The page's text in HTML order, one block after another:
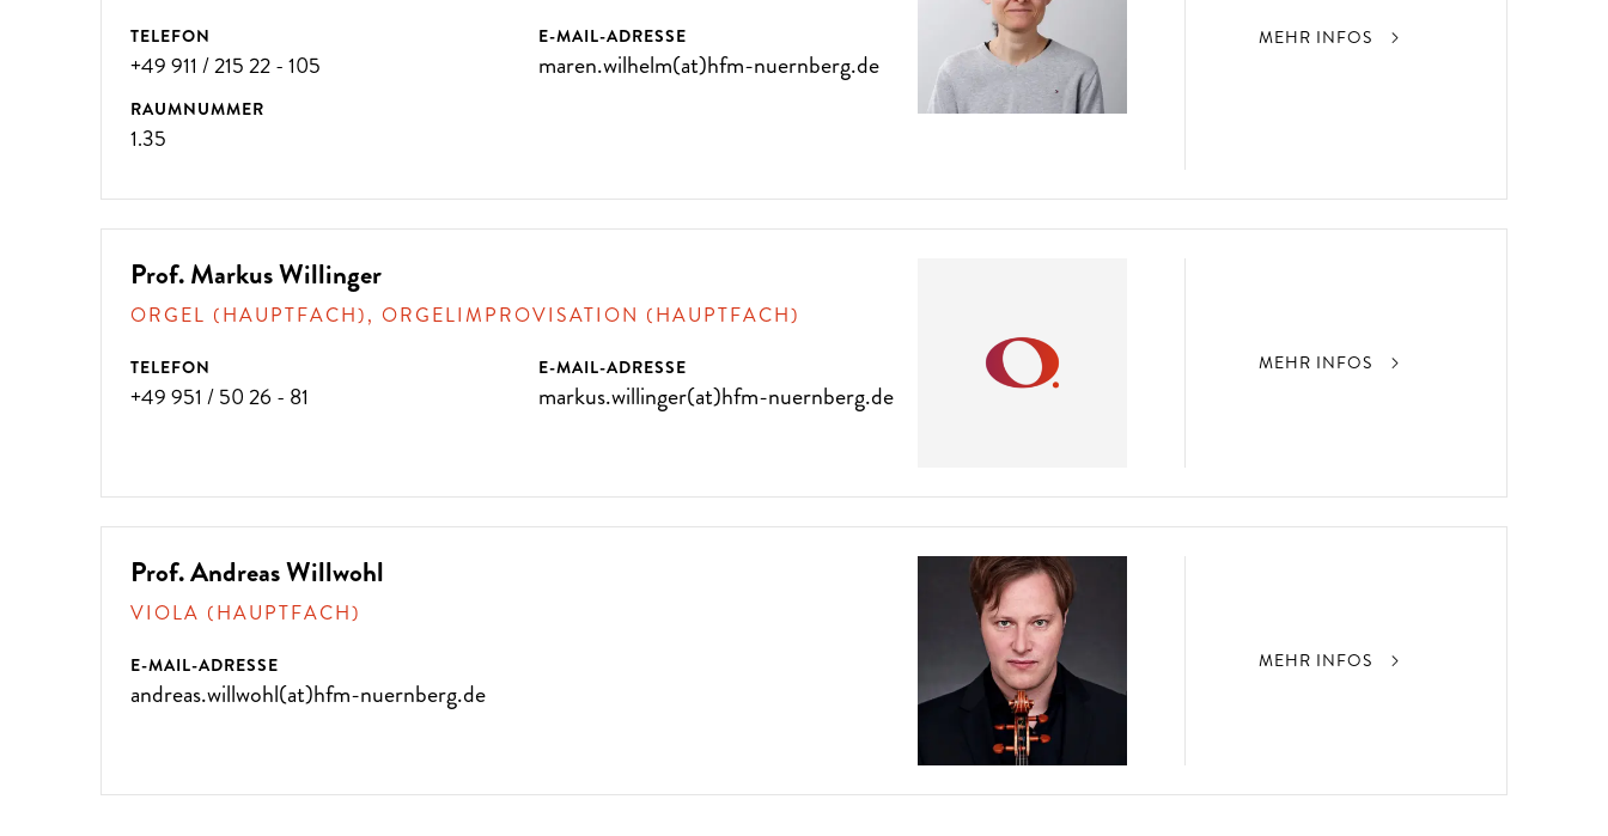
TELEFON
+49 911 / 215 22 - 105
E-MAIL-ADRESSE
maren.wilhelm(at)hfm-nuernberg.de
RAUMNUMMER
1.35
MEHR INFOS
Prof. Markus Willinger
ORGEL (HAUPTFACH), ORGELIMPROVISATION (HAUPTFACH)
TELEFON
+49 951 / 50 26 - 81
E-MAIL-ADRESSE
markus.willinger(at)hfm-nuernberg.de
MEHR INFOS
Prof. Andreas Willwohl
VIOLA (HAUPTFACH)
E-MAIL-ADRESSE
andreas.willwohl(at)hfm-nuernberg.de
MEHR INFOS